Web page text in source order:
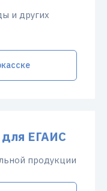
и других
для ЕГАИС
продукции